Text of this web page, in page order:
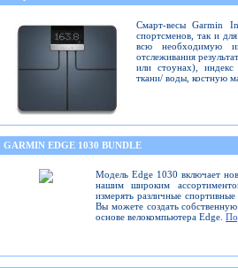
Смарт-весы Garmin
спортсменов, так и
всю необходимую
отслеживания
или стоунах),
ткани/ воды, костную
GARMIN EDGE 1030 BUNDLE
Модель Edge 1030 включает
нашим широким
измерять различные спортивные
Вы можете создать
основе велокомпьютера Edge.